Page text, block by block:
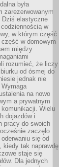
była
zarezerwowanym
Dziś elastyczne
codziennością w
w którym część
w domowym
między
rozumieć, że liczy
od ósmej do
jednak nie
na nowo
a prywatnym
Wielu
dojazdów i
pracy do swoich
zaczęło
się od
kiedy tak naprawdę
staje się
Dla jednych